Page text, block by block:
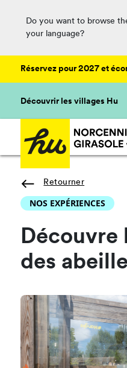
Do you want to browse
your language?
Réservez pour 2027 et
Découvrir les villages Hu
Retourner
NOS EXPÉRIENCES
Découvre
des